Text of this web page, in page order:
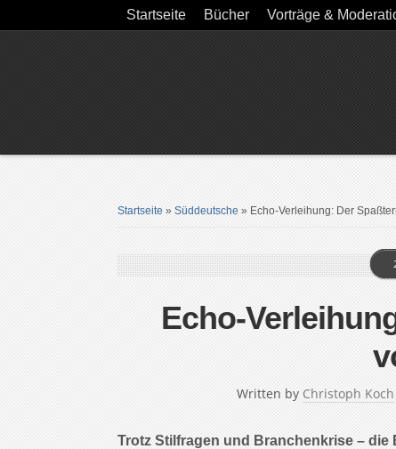
Startseite Bücher Vorträge &
Startseite » Süddeutsche » Echo-Verleihung: Der
Echo-
Written by Christoph Koch
Trotz Stilfragen und Branchenkrise – die